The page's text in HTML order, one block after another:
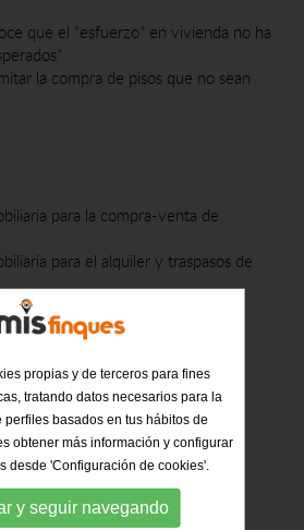
que el “esfuerzo” en vivienda no ha
la compra de pisos que no sean
para la compra-venta de
para el alquiler y traspasos de
de Cedula de habitabilidad y
párquing
propias y de terceros para fines
tratando datos necesarios para la
basados en tus hábitos de
obtener más información y configurar
desde 'Configuración de cookies'.
y seguir navegando